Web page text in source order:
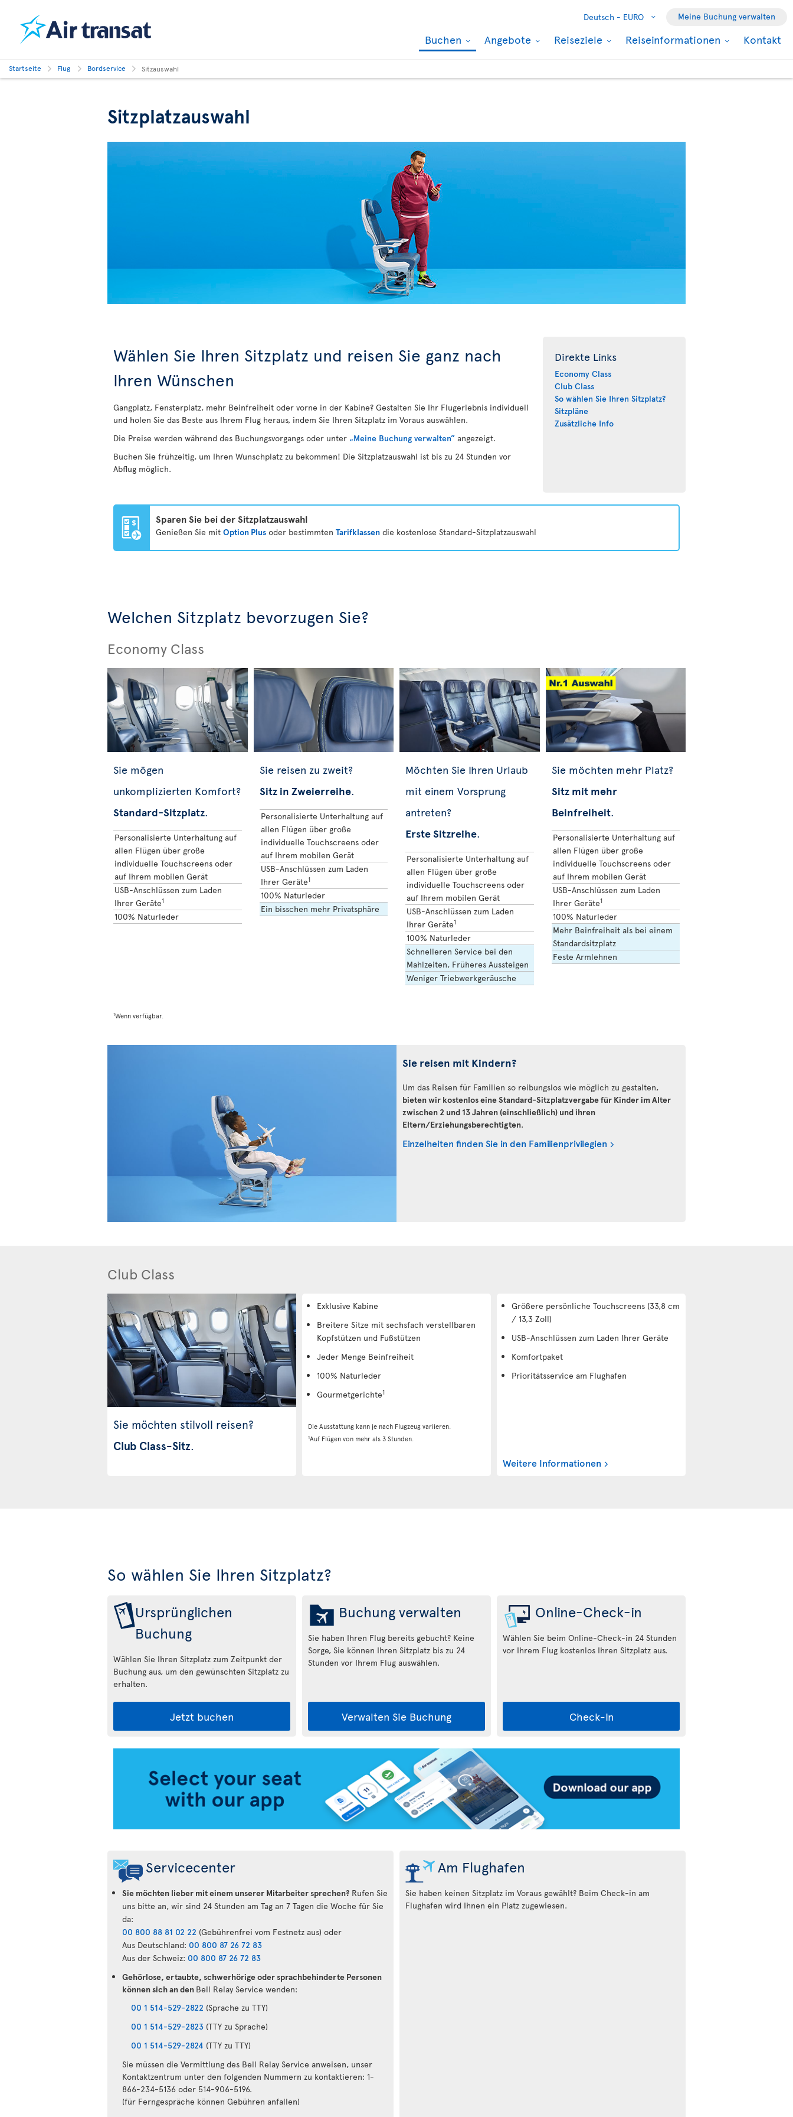
Deutsch - EURO Meine Buchung verwalten
Buchen Angebote Reiseziele Reiseinformationen Kontakt
Startseite Flug Bordservice Sitzauswahl
Sitzplatzauswahl
Wählen Sie Ihren Sitzplatz und reisen Sie ganz nach
Ihren Wünschen
Gangplatz, Fensterplatz, mehr Beinfreiheit oder vorne in der Kabine? Gestalten Sie Ihr Flugerlebnis individuell
und holen Sie das Beste aus Ihrem Flug heraus, indem Sie Ihren Sitzplatz im Voraus auswählen.
Die Preise werden während des Buchungsvorgangs oder unter „Meine Buchung verwalten” angezeigt.
Buchen Sie frühzeitig, um Ihren Wunschplatz zu bekommen! Die Sitzplatzauswahl ist bis zu 24 Stunden vor
Abflug möglich.
Direkte Links
Economy Class
Club Class
So wählen Sie Ihren Sitzplatz?
Sitzpläne
Zusätzliche Info
Sparen Sie bei der Sitzplatzauswahl
Genießen Sie mit Option Plus oder bestimmten Tarifklassen die kostenlose Standard-Sitzplatzauswahl
Welchen Sitzplatz bevorzugen Sie?
Economy Class
Sie mögen
unkomplizierten Komfort?
Standard-Sitzplatz.
Personalisierte Unterhaltung auf
allen Flügen über große
individuelle Touchscreens oder
auf Ihrem mobilen Gerät
USB-Anschlüssen zum Laden
Ihrer Geräte1
100% Naturleder
Sie reisen zu zweit?
Sitz in Zweierreihe.
Personalisierte Unterhaltung auf
allen Flügen über große
individuelle Touchscreens oder
auf Ihrem mobilen Gerät
USB-Anschlüssen zum Laden
Ihrer Geräte1
100% Naturleder
Ein bisschen mehr Privatsphäre
Möchten Sie Ihren Urlaub
mit einem Vorsprung
antreten?
Erste Sitzreihe.
Personalisierte Unterhaltung auf
allen Flügen über große
individuelle Touchscreens oder
auf Ihrem mobilen Gerät
USB-Anschlüssen zum Laden
Ihrer Geräte1
100% Naturleder
Schnelleren Service bei den
Mahlzeiten, Früheres Aussteigen
Weniger Triebwerkgeräusche
Sie möchten mehr Platz?
Sitz mit mehr
Beinfreiheit.
Personalisierte Unterhaltung auf
allen Flügen über große
individuelle Touchscreens oder
auf Ihrem mobilen Gerät
USB-Anschlüssen zum Laden
Ihrer Geräte1
100% Naturleder
Mehr Beinfreiheit als bei einem
Standardsitzplatz
Feste Armlehnen
1Wenn verfügbar.
Sie reisen mit Kindern?
Um das Reisen für Familien so reibungslos wie möglich zu gestalten,
bieten wir kostenlos eine Standard-Sitzplatzvergabe für Kinder im Alter
zwischen 2 und 13 Jahren (einschließlich) und ihren
Eltern/Erziehungsberechtigten.
Einzelheiten finden Sie in den Familienprivilegien
Club Class
Sie möchten stilvoll reisen?
Club Class-Sitz.
Exklusive Kabine
Breitere Sitze mit sechsfach verstellbaren
Kopfstützen und Fußstützen
Jeder Menge Beinfreiheit
100% Naturleder
Gourmetgerichte1
Die Ausstattung kann je nach Flugzeug variieren.
1Auf Flügen von mehr als 3 Stunden.
Größere persönliche Touchscreens (33,8 cm
/ 13,3 Zoll)
USB-Anschlüssen zum Laden Ihrer Geräte
Komfortpaket
Prioritätsservice am Flughafen
Weitere Informationen
So wählen Sie Ihren Sitzplatz?
Ursprünglichen
Buchung
Wählen Sie Ihren Sitzplatz zum Zeitpunkt der
Buchung aus, um den gewünschten Sitzplatz zu
erhalten.
Jetzt buchen
Buchung verwalten
Sie haben Ihren Flug bereits gebucht? Keine
Sorge, Sie können Ihren Sitzplatz bis zu 24
Stunden vor Ihrem Flug auswählen.
Verwalten Sie Buchung
Online-Check-in
Wählen Sie beim Online-Check-in 24 Stunden
vor Ihrem Flug kostenlos Ihren Sitzplatz aus.
Check-In
Transat
Servicecenter
Sie möchten lieber mit einem unserer Mitarbeiter sprechen? Rufen Sie
uns bitte an, wir sind 24 Stunden am Tag an 7 Tagen die Woche für Sie
da:
00 800 88 81 02 22 (Gebührenfrei vom Festnetz aus) oder
Aus Deutschland: 00 800 87 26 72 83
Aus der Schweiz: 00 800 87 26 72 83
Gehörlose, ertaubte, schwerhörige oder sprachbehinderte Personen
können sich an den Bell Relay Service wenden:
00 1 514-529-2822 (Sprache zu TTY)
00 1 514-529-2823 (TTY zu Sprache)
00 1 514-529-2824 (TTY zu TTY)
Sie müssen die Vermittlung des Bell Relay Service anweisen, unser
Kontaktzentrum unter den folgenden Nummern zu kontaktieren: 1-
866-234-5136 oder 514-906-5196.
(für Ferngespräche können Gebühren anfallen)
Am Flughafen
Sie haben keinen Sitzplatz im Voraus gewählt? Beim Check-in am
Flughafen wird Ihnen ein Platz zugewiesen.